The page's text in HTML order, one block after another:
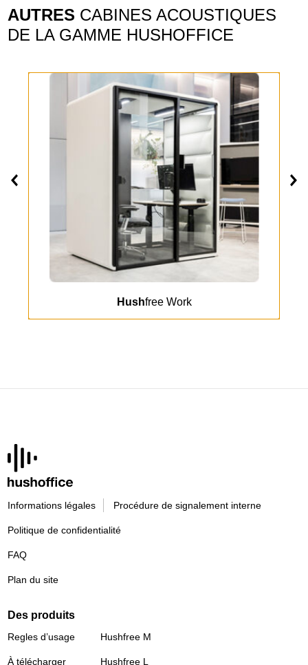
AUTRES CABINES ACOUSTIQUES
DE LA GAMME HUSHOFFICE
Hushfree Work
Informations légales Procédure de signalement interne
Politique de confidentialité
FAQ
Plan du site
Des produits
Regles d’usage
À télécharger
Hushfree M
Hushfree L